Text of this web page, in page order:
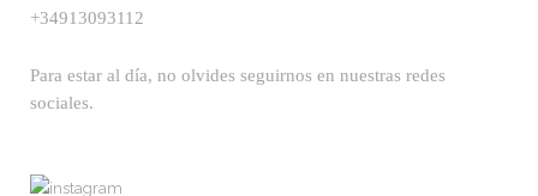
+34913093112
Para estar al día, no olvides seguirnos en nuestras redes
sociales.